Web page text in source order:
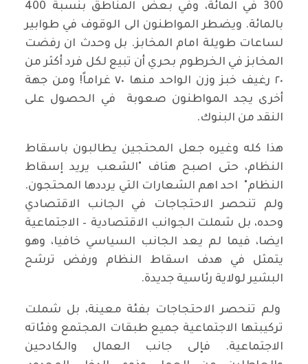
300 في المائة، وفي بعض المناطق بنسبة 400
بالمائة. ويضطر المواطنون الى الوقوف في طوابير
لساعات طويلة امام المخابز. بل وحدث ان رفضت
المخابز في الخرطوم بحري أن تبيع لكل فرد أكثر من
٢٠ رغيف خبز وزن الواحد منها ٧٠ غراماً! ومن جهة
أخرى يجد المواطنون صعوبة في الحصول على
النقد من البنوك.
هذا كله وغيره جعل المحتجين يطالبون باسقاط
النظام، حتى اصبح هتاف "الشعب يريد إسقاط
النظام" احد اهم الشعارات التي يرددها المحتجون.
ولم تنحصر الاحتجاجات في الجانب الاقتصادي
وحده، بل شملت الجوانب الاقتصادية – الاجتماعية
ايضا، فيما لم يعد الجانب السياسي خافيا، وهو
يتمثل في هدف اسقاط النظام ورفض ترشح
البشير لولاية رئاسية جديدة.
ولم تنحصر الاحتجاجات بفئة معينة، بل شملت
تركيبتها الاجتماعية جميع طبقات المجتمع وفئاته
الاجتماعية. فإلى جانب العمال والكادحين